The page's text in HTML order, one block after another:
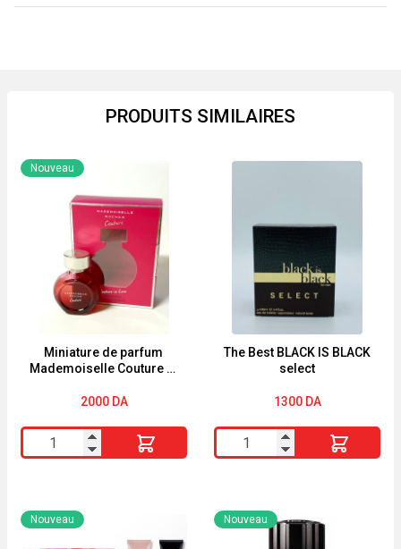
PRODUITS SIMILAIRES
Miniature de parfum
Mademoiselle Couture in
Nouveau
2000 DA
quantité
de
de
parfum
The Best BLACK IS BLACK
select
1300 DA
quantité
de
Best
BLACK
Nouveau Nouveau